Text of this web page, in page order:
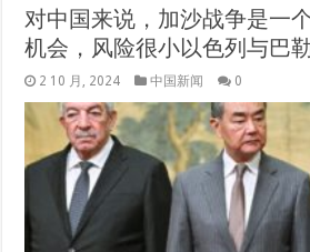
对中国来说，加沙战争是一
机会，风险很小以色列与巴
2 10 月, 2024 中国新闻 0